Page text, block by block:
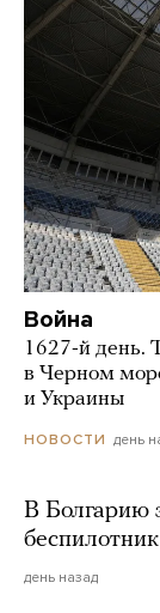
Война
1627-й день.
в Черном
и Украины
НОВОСТИ день
В Болгарию
беспилотник
день назад